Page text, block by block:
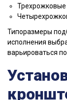
Трехрожковые
Типоразмеры
исполнения
варьироваться